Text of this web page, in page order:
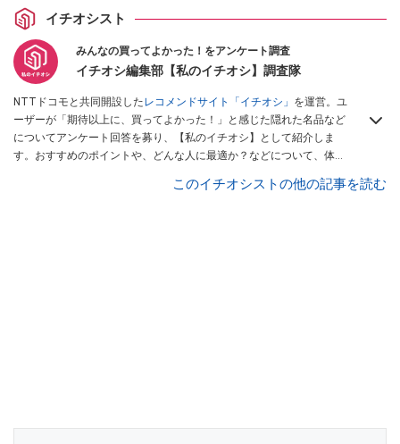
イチオシスト
みんなの買ってよかった！をアンケート調査
イチオシ編集部【私のイチオシ】調査隊
NTTドコモと共同開設したレコメンドサイト「イチオシ」 を運営。ユ
ーザーが「期待以上に、買ってよかった！」と感じた隠れた名品など
についてアンケート回答を募り、【私のイチオシ】として紹介しま
す。おすすめのポイントや、どんな人に最適か？などについて、体験
このイチオシストの他の記事を読む